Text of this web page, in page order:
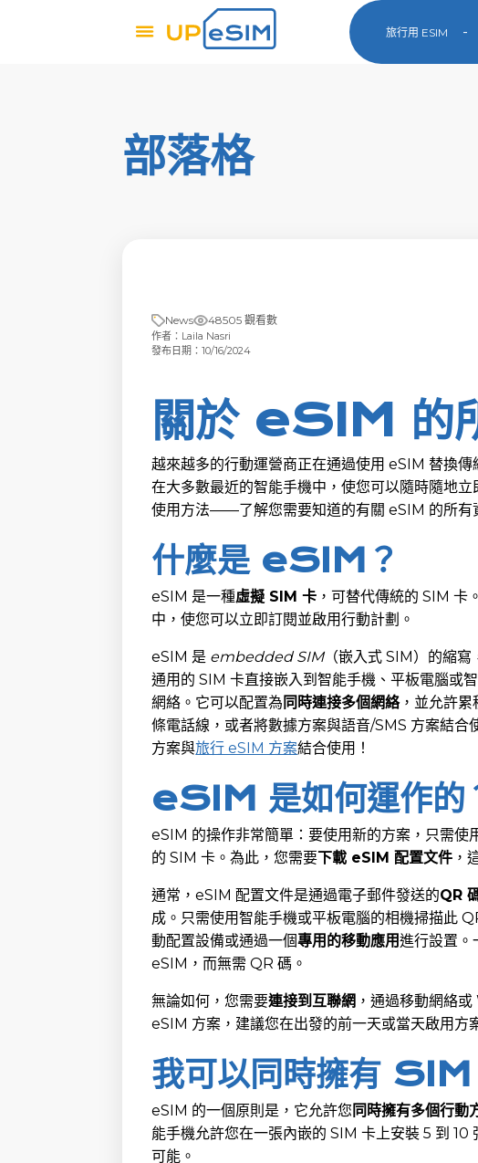
旅行用 ESIM
部落格
News 48505 觀看數
作者：Laila Nasri
發布日期：10/16/2024
關於 eSIM 的
越來越多的行動運營商正在通過使用 eSIM 替換
在大多數最近的智能手機中，使您可以隨時隨地
使用方法——了解您需要知道的有關 eSIM 的所有
什麼是 eSIM？
eSIM 是一種虛擬 SIM 卡 ，可替代傳統的 SIM
中，使您可以立即訂閱並啟用行動計劃。
eSIM 是 embedded SIM（嵌入式 SIM）的縮寫
通用的 SIM 卡直接嵌入到智能手機、平板電腦或
網絡。它可以配置為 同時連接多個網絡，並允許累
條電話線，或者將數據方案與語音/SMS 方案結
方案與旅行 eSIM 方案結合使用！
eSIM 是如何運作的
eSIM 的操作非常簡單：要使用新的方案，只需
的 SIM 卡。為此，您需要下載 eSIM 配置文件 ，
通常，eSIM 配置文件是通過電子郵件發送的QR
成。只需使用智能手機或平板電腦的相機掃描此
動配置設備或通過一個專用的移動應用進行設置。
eSIM，而無需 QR 碼。
無論如何，您需要連接到互聯網 ，通過移動網絡
eSIM 方案，建議您在出發的前一天或當天啟用方
我可以同時擁有
eSIM 的一個原則是，它允許您 同時擁有多個行動
能手機允許您在一張內嵌的 SIM 卡上安裝 5 到
可能。